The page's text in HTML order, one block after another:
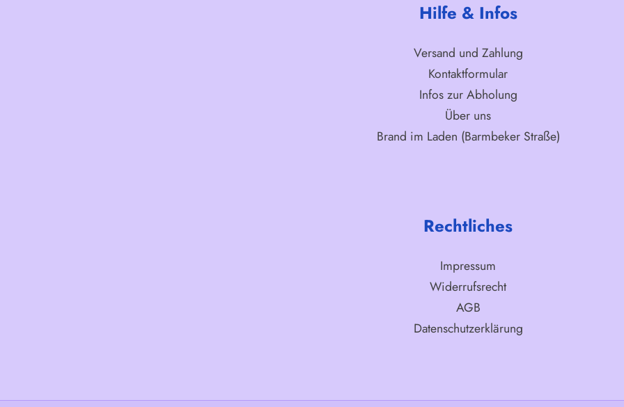
Hilfe & Infos
Versand und Zahlung
Kontaktformular
Infos zur Abholung
Über uns
Brand im Laden (Barmbeker Straße)
Rechtliches
Impressum
Widerrufsrecht
AGB
Datenschutzerklärung